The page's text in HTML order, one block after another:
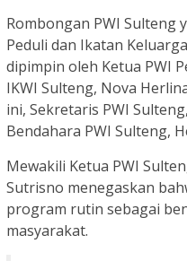
Rombongan PWI Sulteng
Peduli dan Ikatan
dipimpin oleh Ketua PWI
IKWI Sulteng, Nova
ini, Sekretaris PWI
Bendahara PWI Sulteng,
Mewakili Ketua PWI
Sutrisno menegaskan
program rutin sebagai
masyarakat.